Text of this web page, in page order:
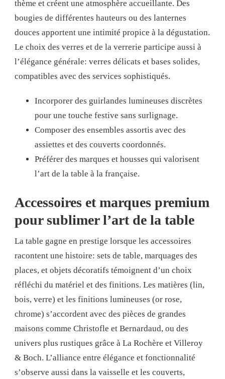
thème et créent une atmosphère accueillante. Des
bougies de différentes hauteurs ou des lanternes
douces apportent une intimité propice à la dégustation.
Le choix des verres et de la verrerie participe aussi à
l’élégance générale: verres délicats et bases solides,
compatibles avec des services sophistiqués.
Incorporer des guirlandes lumineuses discrètes
pour une touche festive sans surlignage.
Composer des ensembles assortis avec des
assiettes et des couverts coordonnés.
Préférer des marques et housses qui valorisent
l’art de la table à la française.
Accessoires et marques premium
pour sublimer l’art de la table
La table gagne en prestige lorsque les accessoires
racontent une histoire: sets de table, marquages des
places, et objets décoratifs témoignent d’un choix
réfléchi du matériel et des finitions. Les matières (lin,
bois, verre) et les finitions lumineuses (or rose,
chrome) s’accordent avec des pièces de grandes
maisons comme Christofle et Bernardaud, ou des
univers plus rustiques grâce à La Rochère et Villeroy
& Boch. L’alliance entre élégance et fonctionnalité
s’observe aussi dans la vaisselle et les couverts,